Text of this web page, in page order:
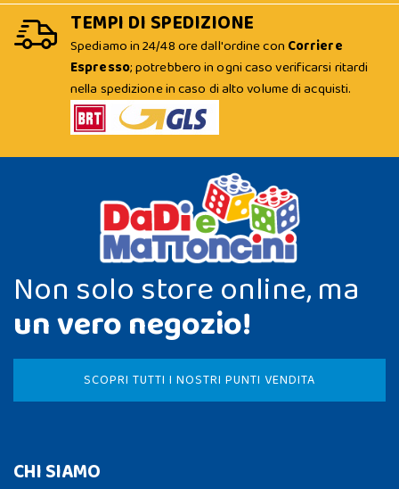
TEMPI DI SPEDIZIONE
Spediamo in 24/48 ore dall'ordine con Corriere
Espresso; potrebbero in ogni caso verificarsi ritardi
nella spedizione in caso di alto volume di acquisti.
Non solo store online, ma
un vero negozio!
SCOPRI TUTTI I NOSTRI PUNTI VENDITA
CHI SIAMO